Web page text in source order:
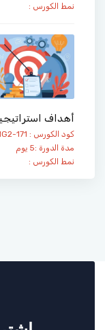
نمط الكورس :
أهداف
كود الكورس : MG2-171 ,
مدة الدورة :5 يوم
نمط الكورس :